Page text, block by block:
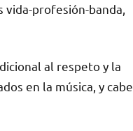
profesión-banda,
al respeto y la
en la música, y cabe